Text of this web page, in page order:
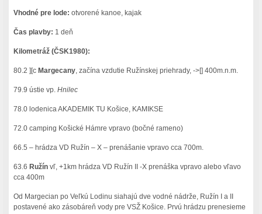
Vhodné pre lode:otvorené kanoe, kajak
Čas plavby: 1 deň
Kilometráž (ČSK1980):
80.2 ][c Margecany, začína vzdutie Ružínskej priehrady, ->[] 400m.n.m.
79.9 ústie vp.Hnilec
78.0 lodenica AKADEMIK TU Košice, KAMIKSE
72.0 camping Košické Hámre vpravo (bočné rameno)
66.5 – hrádza VD Ružín – X – prenášanie vpravo cca 700m.
63.6 Ružínvľ, +1km hrádza VD Ružín II -X prenáška vpravo alebo vľavo
cca 400m
Od Margecian po Veľkú Lodinu siahajú dve vodné nádrže, Ružín I a II
postavené ako zásobáreň vody pre VSŽ Košice. Prvú hrádzu prenesieme